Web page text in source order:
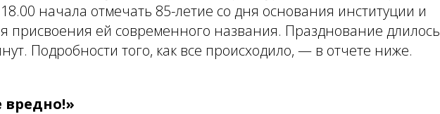
начала отмечать 85-летие со дня основания институции и
присвоения ей современного названия. Празднование длилось
Подробности того, как все происходило, — в отчете ниже.
вредно!»